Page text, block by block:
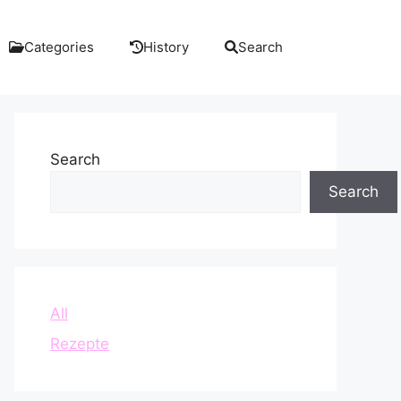
Categories History Search
Search
Search
All
Rezepte